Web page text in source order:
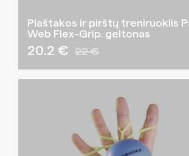
Plaštakos ir pirštų treniruoklis
Web Flex-Grip. geltonas
20.2 € 22 €